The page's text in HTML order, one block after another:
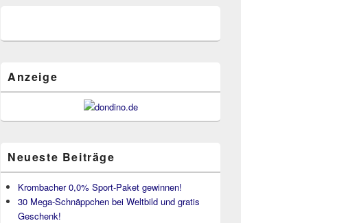
Widget-
Anzeige
Neueste Beiträge
Krombacher 0,0% Sport-Paket gewinnen!
30 Mega-Schnäppchen bei Weltbild und gratis
Geschenk!